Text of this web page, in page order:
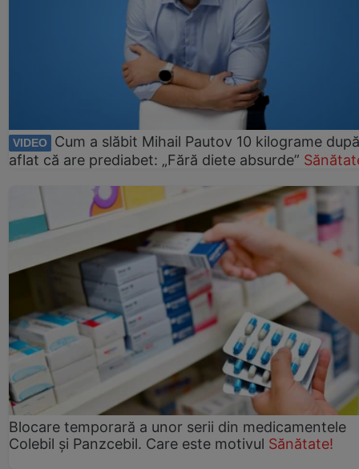
VIDEO
Cum a slăbit Mihail Pautov 10 kilograme
aflat că are prediabet: „Fără diete absurde”
Blocare temporară a unor serii din medicamentele
Colebil și Panzcebil. Care este motivul Sănătate!